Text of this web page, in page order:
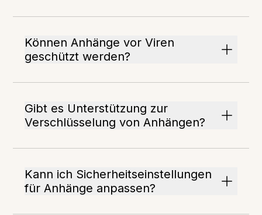
Können Anhänge vor Viren
geschützt werden?
Gibt es Unterstützung zur
Verschlüsselung von Anhängen?
Kann ich Sicherheitseinstellungen
für Anhänge anpassen?